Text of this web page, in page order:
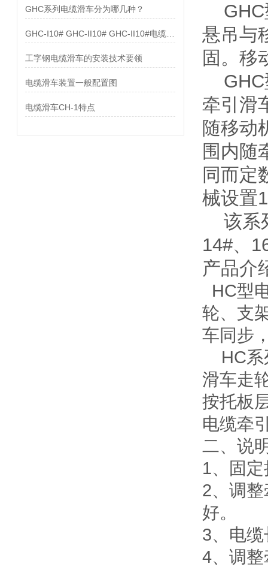
GHC系列电缆滑车分为哪几种？
工字钢电缆滑车的安装技术要领
电缆滑车装置一般配置图
电缆滑车CH-1特点
GHC
悬吊与
固。移
GHC
牵引滑
随移动
围内随
同而定
械设置
该系
14#、
产品介
HC型
轮、支
车同步
HC系
滑车走
按托板
电缆牵
二、说
1、固
2、调
好。
3、电
4、调